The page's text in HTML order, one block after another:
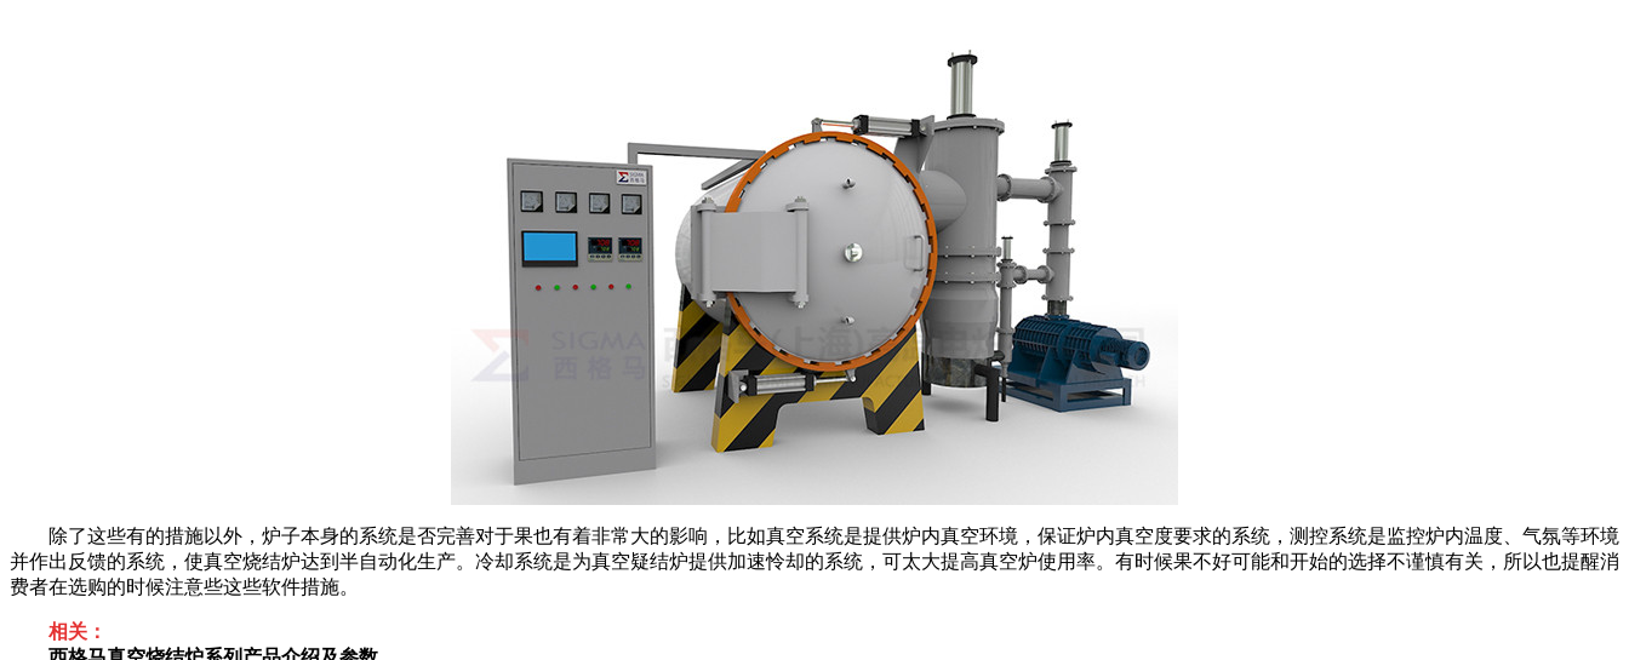
除了这些有的措施以外，炉子本身的系统是否完善对于果也有着非常大的影响，比如真空系统是提供炉内真空环境，保证炉内真空度要求的系统，测控系统是监控炉内温度、气氛等环境
并作出反馈的系统，使真空烧结炉达到半自动化生产。冷却系统是为真空疑结炉提供加速怜却的系统，可太大提高真空炉使用率。有时候果不好可能和开始的选择不谨慎有关，所以也提醒消
费者在选购的时候注意些这些软件措施。
相关：